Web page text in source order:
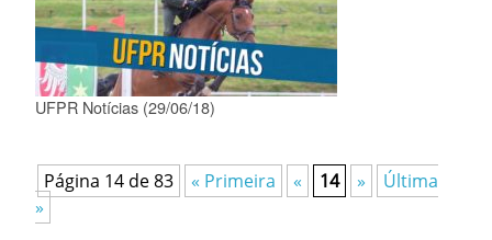
UFPR Notícias (29/06/18)
Página 14 de 83 « Primeira « 14 »
Última
»